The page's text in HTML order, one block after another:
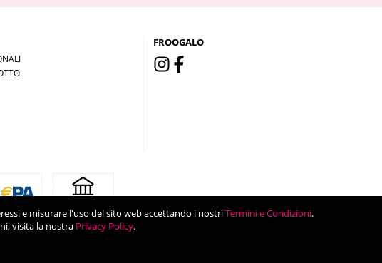
e misurare l'uso del sito web accettando i nostriTermini e Condizioni.
visita la nostra Privacy Policy.
FROOGALO